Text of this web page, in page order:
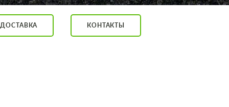
ДОСТАВКА КОНТАКТЫ